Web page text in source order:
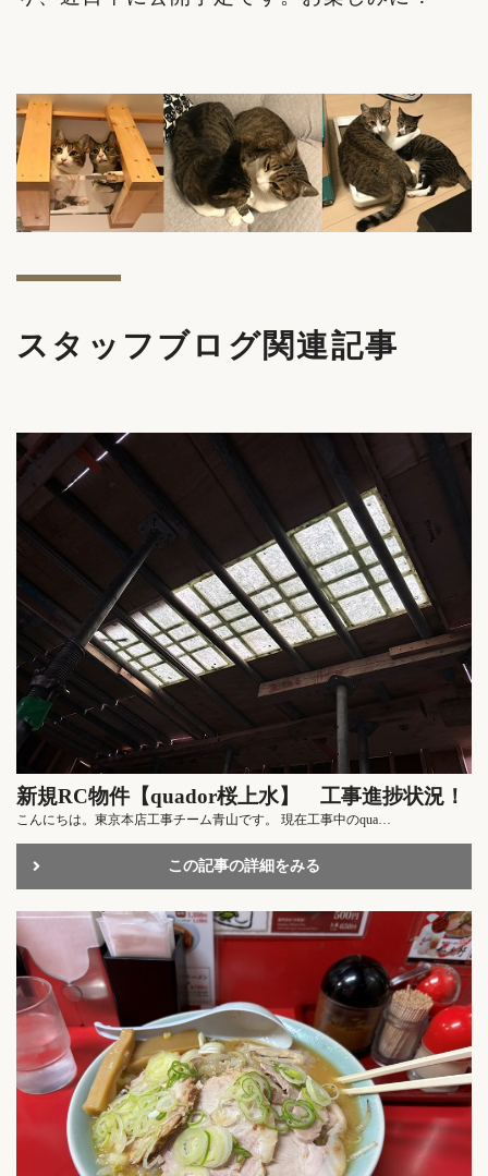
スタッフブログ関連記事
新規RC物件【quador桜上水】 工事進捗状況！
こんにちは。東京本店工事チーム青山です。 現在工事中のqua…
この記事の詳細をみる